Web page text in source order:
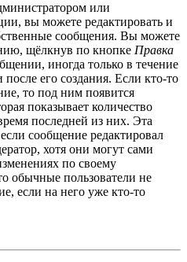
или
вы можете редактировать и
сообщения. Вы можете
щёлкнув по кнопке Правка
иногда только в течение
его создания. Если кто-то
то под ним появится
показывает количество
последней из них. Эта
сообщение редактировал
хотя они могут сами
по своему
обычные пользователи не
если на него уже кто-то